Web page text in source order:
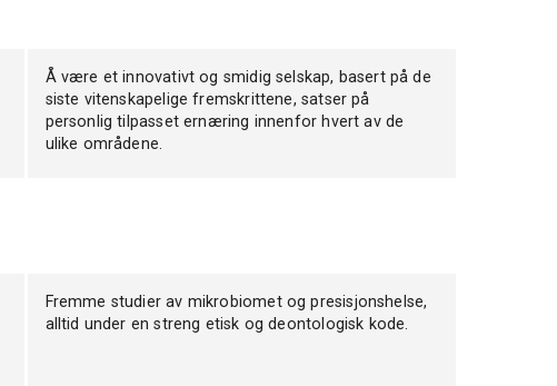
Å være et innovativt og smidig selskap, basert på de
siste vitenskapelige fremskrittene, satser på
personlig tilpasset ernæring innenfor hvert av de
ulike områdene.
Fremme studier av mikrobiomet og presisjonshelse,
alltid under en streng etisk og deontologisk kode.